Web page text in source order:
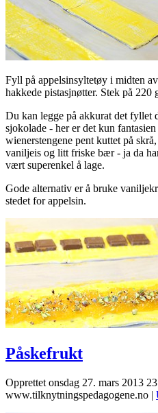
Fyll på appelsinsyltetøy i midten
hakkede pistasjnøtter. Stek på 220
Du kan legge på akkurat det fyllet
sjokolade - her er det kun
wienerstengene pent kuttet på
vaniljeis og litt friske bær - ja da
vært superenkel å lage.
Gode alternativ er å bruke
stedet for appelsin.
Påskefrukt
Opprettet onsdag 27. mars 2013
www.tilknytningspedagogene.no |